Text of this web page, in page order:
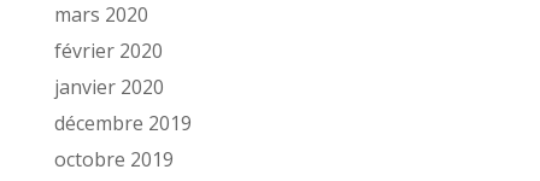
mars 2020
février 2020
janvier 2020
décembre 2019
octobre 2019